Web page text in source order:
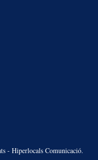
- Hiperlocals Comunicació.